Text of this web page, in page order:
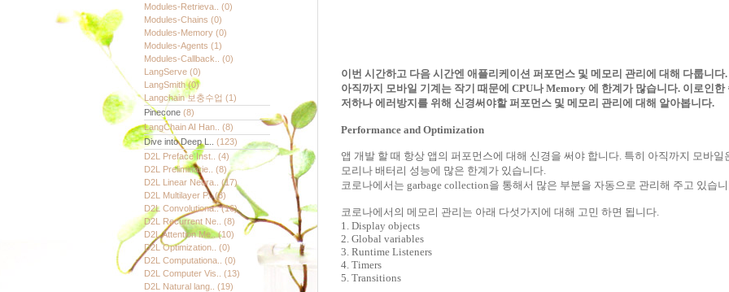
Modules-Retrieva.. (0)
Modules-Chains (0)
Modules-Memory (0)
Modules-Agents (1)
Modules-Callback.. (0)
LangServe (0)
LangSmith(0)
Langchain 보충수업 (1)
Pinecone (8)
LangChain AI Han.. (8)
Dive into Deep L.. (123)
D2L Preface Inst.. (4)
D2L Preliminarie.. (8)
D2L Linear Neura.. (17)
D2L Multilayer P..(8)
D2L Convolutiona..(16)
D2L Recurrent Ne.. (8)
D2L Attention Me..(10)
D2L Optimization.. (0)
D2L Computationa.. (0)
D2L Computer Vis.. (13)
D2L Natural lang.. (19)
이번 시간하고 다음 시간엔 애플리케이션 퍼포먼스 및 메모리 관리에 대해 다룹니다.
아직까지 모바일 기계는 작기 때문에 CPU나 Memory 에 한계가 많습니다. 이로인한
저하나 에러방지를 위해 신경써야할 퍼포먼스 및 메모리 관리에 대해 알아봅니다.
Performance and Optimization
앱 개발 할 때 항상 앱의 퍼포먼스에 대해 신경을 써야 합니다. 특히 아직까지 모바일
모리나 배터리 성능에 많은 한계가 있습니다.
코로나에서는 garbage collection을 통해서 많은 부분을 자동으로 관리해 주고 있습
코로나에서의 메모리 관리는 아래 다섯가지에 대해 고민 하면 됩니다.
1. Display objects
2. Global variables
3. Runtime Listeners
4. Timers
5. Transitions